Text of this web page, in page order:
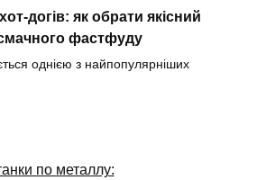
догів: як обрати якісний
фастфуду
однією з найпопулярніших